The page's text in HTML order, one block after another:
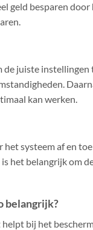
geld besparen
de juiste
kan werken.
systeem af en
het belangrijk om
belangrijk?
bij het